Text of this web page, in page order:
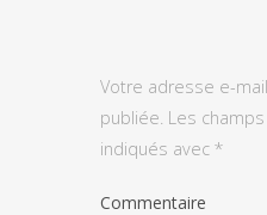
Votre adresse e-
publiée. Les
indiqués avec *
Commentaire